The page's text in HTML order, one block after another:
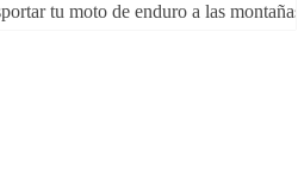
tu moto de enduro a las